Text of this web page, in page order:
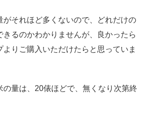
がそれほど多くないので、どれだけの
きるのかわかりませんが、良かったら
よりご購入いただけたらと思っていま
量は、20俵ほどで、無くなり次第終